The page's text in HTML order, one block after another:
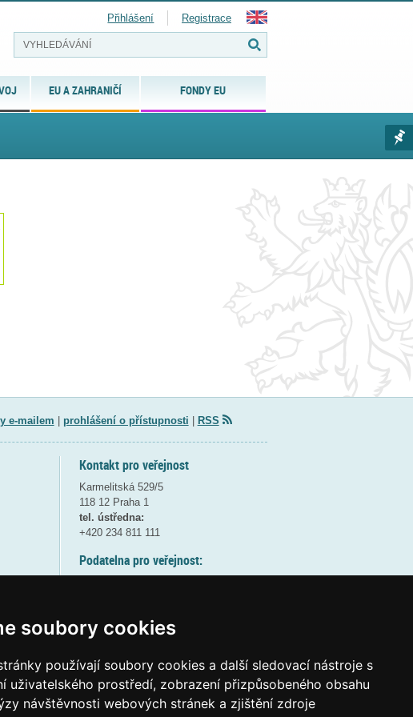
soubory cookies
používají soubory cookies a další sledovací nástroje s
uživatelského prostředí, zobrazení přizpůsobeného obsahu
návštěvnosti webových stránek a zjištění zdroje
EU A ZAHRANIČÍ FONDY EU
Přihlášení Registrace
e-mailem prohlášení o přístupnosti RSS
Kontakt pro veřejnost
Karmelitská 529/5
118 12 Praha 1
tel. ústředna:
+420 234 811 111
Podatelna pro veřejnost:
(více informací
Elektronická podatelna:
posta@msmtgov cz